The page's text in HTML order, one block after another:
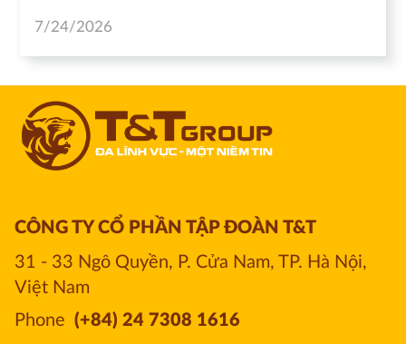
7/24/2026
CÔNG TY CỔ PHẦN TẬP ĐOÀN T&T
31 - 33 Ngô Quyền, P. Cửa Nam, TP. Hà Nội,
Việt Nam
Phone (+84) 24 7308 1616